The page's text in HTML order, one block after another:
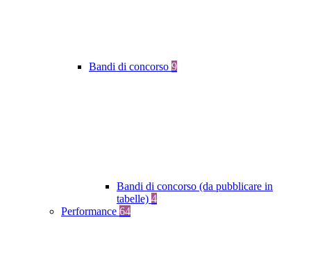
Bandi di concorso 9
Bandi di concorso (da pubblicare in
tabelle) 4
Performance 64